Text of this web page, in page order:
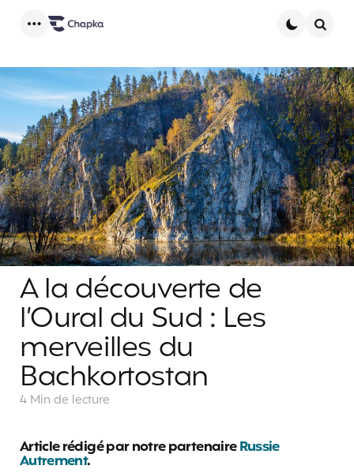
A la découverte de
l’Oural du Sud : Les
merveilles du
Bachkortostan
4 Min de lecture
Article rédigé par notre partenaireRussie
Autrement.